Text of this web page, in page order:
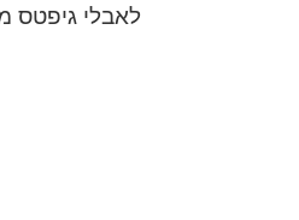
לאבלי גיפטס